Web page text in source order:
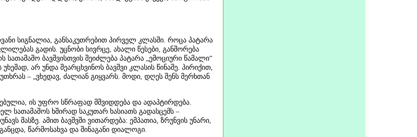
სიგნალია, განსაკუთრებით პირველ კლასში. როცა პატარა
გადის. უცნობი სივრცე, ახალი წესები, განშორება
ბავშვისთვის შეიძლება პატარა „ემოციური წამალი“
არ უნდა შეარცხვინოს ბავშვი კლასის წინაშე. პირიქით,
– „ვხედავ, ძალიან გიყვარს. მოდი, დღეს შენს მერხთან
ის უფრო სწრაფად მშვიდდება და ადაპტირდება.
სათამაშოს ხშირად საკუთარ ხასიათს გადასცემს –
მასზე. ამით ბავშვში ვითარდება: ემპათია, ზრუნვის უნარი,
წარმოსახვა და შინაგანი დიალოგი.